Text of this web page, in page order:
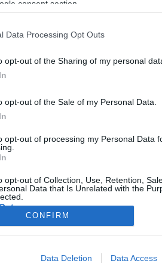
consent section.
Data Processing Opt Outs
opt-out of the Sharing of my personal
opt-out of the Sale of my Personal Data.
opt-out of processing my Personal Data
opt-out of Collection, Use, Retention,
Data that Is Unrelated with the
allow Google to enable storage related
CONFIRM
Data Deletion Data Access
ΑΣΘΕΝΕΙΕΣ ΨΥΧΟΛΟΓΙΑ
ΔΙΑΤΡΟΦΗ
Ποια σχέση έχουν η
παράγοντες που καθορίζουν την υγεία,
το στρες. Υπό συνθήκες στρες, φαίνεται
καταναλώνοντας περισσότερα
μικρή επίδραση έχει το στρες στις
ανδρών, οι οποίοι καταναλώνουν […]
20.01.2014 15:10
ΦΑΡΜΑΚΑ